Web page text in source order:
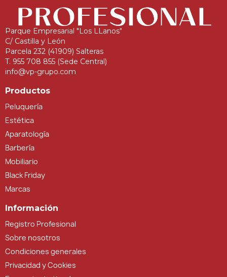
Parque Empresarial "Los LLanos"
C/ Castilla y León
Parcela 232 (41909) Salteras
T. 955 708 855 (Sede Central)
info@vp-grupo.com
Productos
Peluquería
Estética
Aparatología
Barbería
Mobiliario
Black Friday
Marcas
Información
Registro Profesional
Sobre nosotros
Condiciones generales
Privacidad y Cookies